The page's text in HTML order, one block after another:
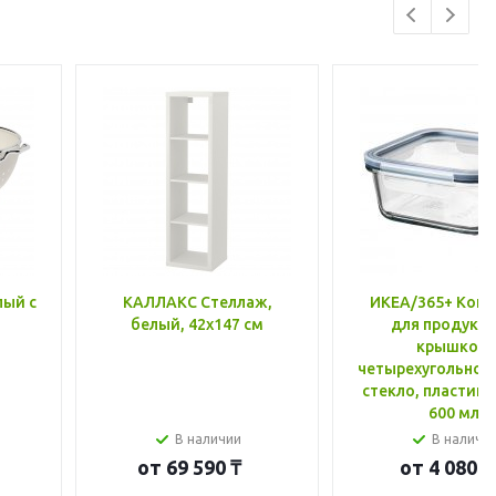
с
КАЛЛАКС Стеллаж,
белый, 42x147 см
В наличии
от 69 590 ₸
ИКЕА/365+
для
крышкой,
стекло, пластик
600 мл
В
от 4 080 ₸